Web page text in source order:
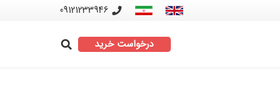
09121233946
درخواست خرید